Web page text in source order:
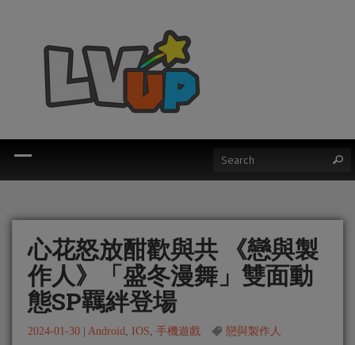
心花怒放酣歡與共 《戀與製
作人》「盛冬漫舞」雙面動
態SP羈絆登場
2024-01-30 Android, IOS, 手機遊戲 戀與製作人